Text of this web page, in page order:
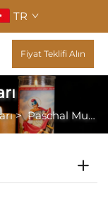
TR
Fiyat Teklifi Alın
>Paschal Mumları